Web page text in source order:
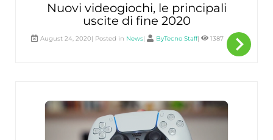
Nuovi videogiochi, le principali
uscite di fine 2020
August 24, 2020| Posted in News| ByTecno Staff| 1387 navigate_next